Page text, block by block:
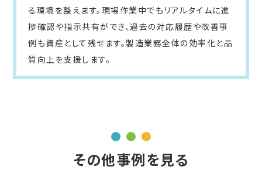
る環境を整えます。現場作業中でもリアルタイムに進
捗確認や指示共有ができ、過去の対応履歴や改善事
例も資産として残せます。製造業務全体の効率化と品
質向上を支援します。
その他事例を見る